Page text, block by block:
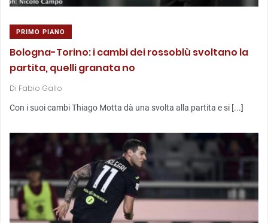
PRIMO PIANO
Bologna-Torino: i cambi dei rossoblù svoltano la
partita, quelli granata no
Di Fabio Gallo
Con i suoi cambi Thiago Motta dà una svolta alla partita e si [...]